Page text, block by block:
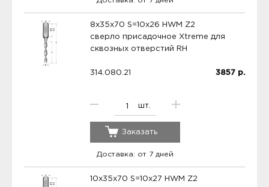
8x35x70 S=10x26 HWM Z2
сверло присадочное Xtreme для
сквозных отверстий RH
314.080.21
шт.
3857 р.
Заказать
Доставка: от 7 дней
10x35x70 S=10x27 HWM Z2